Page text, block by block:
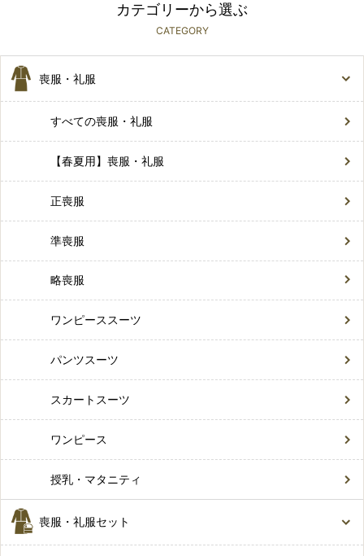
カテゴリーから選ぶ
CATEGORY
喪服・礼服
すべての喪服・礼服
【春夏用】喪服・礼服
正喪服
準喪服
略喪服
ワンピーススーツ
パンツスーツ
スカートスーツ
ワンピース
授乳・マタニティ
喪服・礼服セット